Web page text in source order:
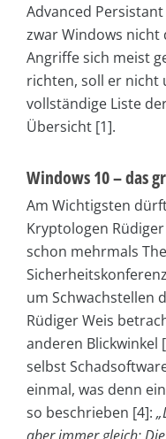
Advanced
zwar Windows nicht
Angriffe sich meist
richten, soll er nicht
vollständige Liste
Übersicht [1].
Windows 10 – das
Am Wichtigsten
Kryptologen
schon mehrmals
um Schwachstellen
Rüdiger Weis
anderen Blickwinkel
selbst
einmal, was denn
so beschrieben [4]: